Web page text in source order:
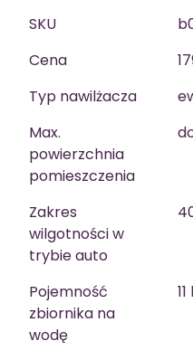
SKU
Cena
Typ nawilżacza
Max.
powierzchnia
pomieszczenia
Zakres
wilgotności w
trybie auto
Pojemność
zbiornika na
wodę